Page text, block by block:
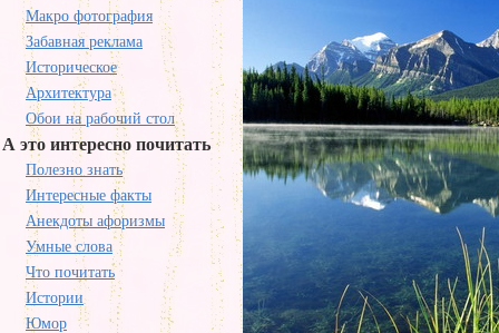
Макро фотография
Забавная реклама
Историческое
Архитектура
Обои на рабочий стол
А это интересно почитать
Полезно знать
Интересные факты
Анекдоты афоризмы
Умные слова
Что почитать
Истории
Юмор